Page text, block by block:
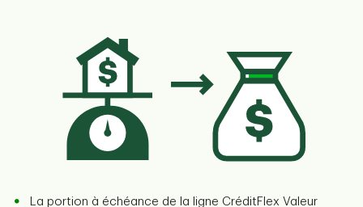
La portion à échéance de la ligne CréditFlex Valeur